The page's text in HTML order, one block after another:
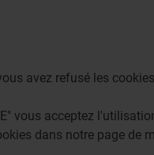
avez refusé les
vous acceptez
dans notre page de